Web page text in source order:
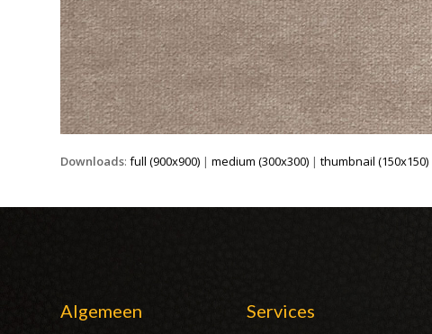
Downloads:full (900x900) |medium (300x300) |thumbnail (150x150)
Algemeen Services